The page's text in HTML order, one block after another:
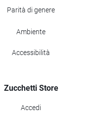
Parità di genere
Ambiente
Accessibilità
Zucchetti Store
Accedi